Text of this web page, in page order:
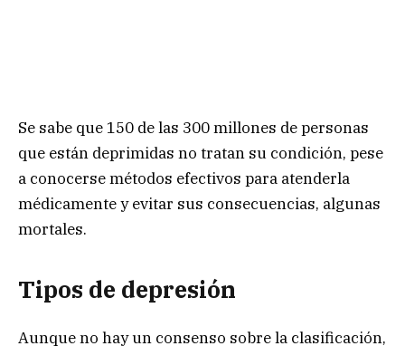
Se sabe que 150 de las 300 millones de personas
que están deprimidas no tratan su condición, pese
a conocerse métodos efectivos para atenderla
médicamente y evitar sus consecuencias, algunas
mortales.
Tipos de depresión
Aunque no hay un consenso sobre la clasificación,